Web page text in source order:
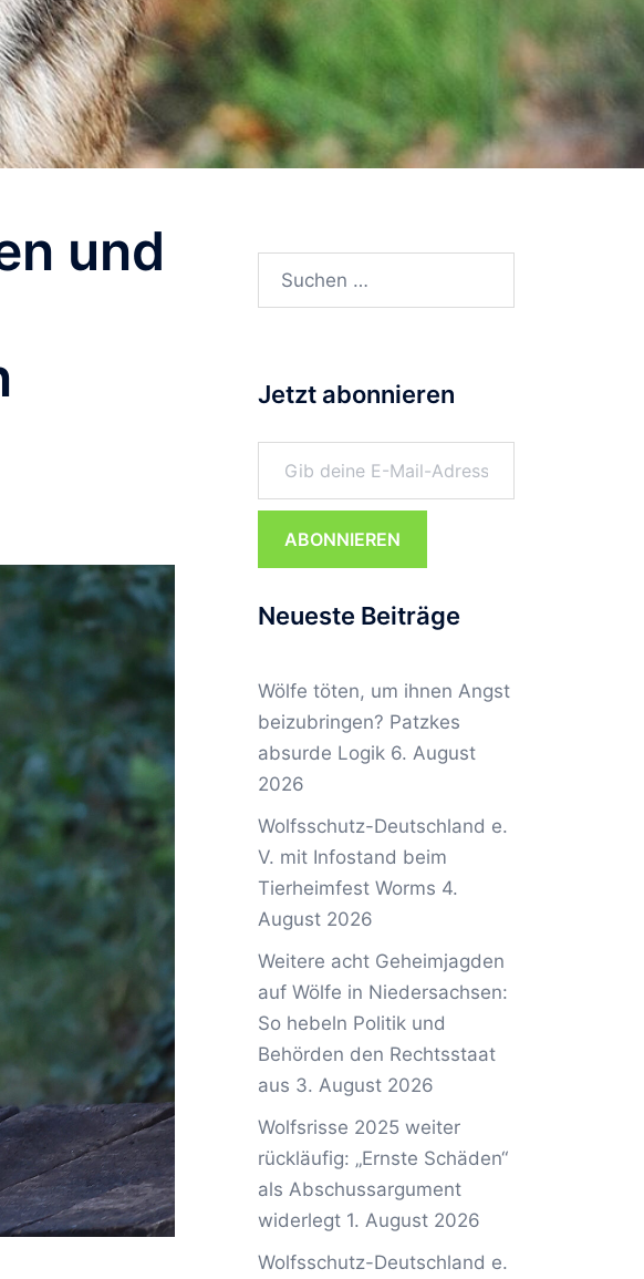
und
Suchen
Jetzt abonnieren
Gib deine E-Mail-Adresse ein ...
ABONNIEREN
Neueste Beiträge
Wölfe töten, um ihnen Angst
beizubringen? Patzkes
absurde Logik 6. August
2026
Wolfsschutz-Deutschland e.
V. mit Infostand beim
Tierheimfest Worms 4.
August 2026
Weitere acht Geheimjagden
auf Wölfe in Niedersachsen:
So hebeln Politik und
Behörden den Rechtsstaat
aus 3. August 2026
Wolfsrisse 2025 weiter
rückläufig: „Ernste Schäden“
als Abschussargument
widerlegt 1. August 2026
Wolfsschutz-Deutschland e.